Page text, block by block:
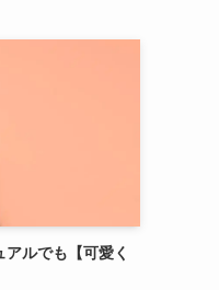
ルでも【可愛く